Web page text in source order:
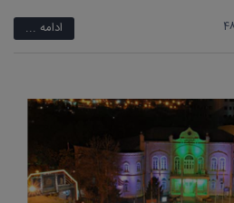
ادامه ...